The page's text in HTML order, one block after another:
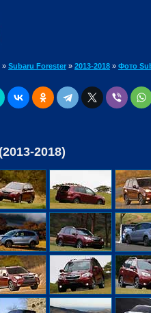
» Subaru Forester » 2013-2018 » Фото
2018)